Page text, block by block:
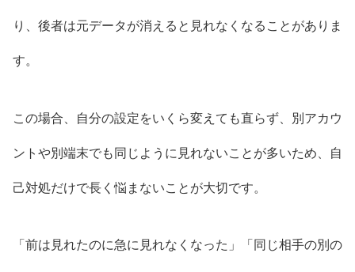
り、後者は元データが消えると見れなくなることがありま
す。
この場合、自分の設定をいくら変えても直らず、別アカウ
ントや別端末でも同じように見れないことが多いため、自
己対処だけで長く悩まないことが大切です。
「前は見れたのに急に見れなくなった」「同じ相手の別の